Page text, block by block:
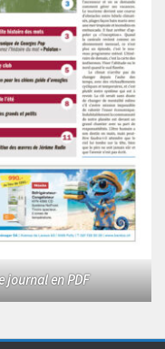
journal en PDF